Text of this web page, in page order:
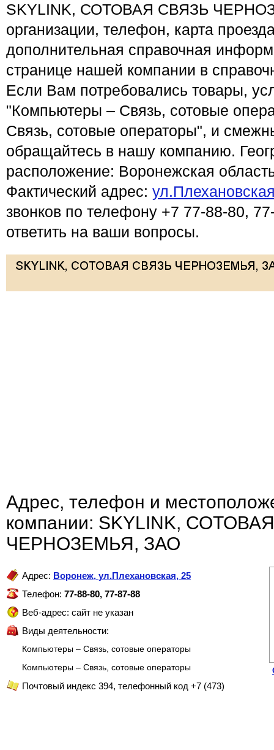
SKYLINK, СОТОВАЯ СВЯЗЬ
организации, телефон, карта
дополнительная справочная
странице нашей компании в
Если Вам потребовались товары,
"Компьютеры – Связь, сотовые
Связь, сотовые операторы", и
обращайтесь в нашу компанию.
расположение: Воронежская
Фактический адрес:
звонков по телефону +7 77-88-80,
ответить на ваши вопросы.
Адрес, телефон и
компании: SKYLINK,
ЧЕРНОЗЕМЬЯ, ЗАО
Адрес: Воронеж, ул.Плехановская, 25
Телефон: 77-88-80, 77-87-88
Веб-адрес: сайт не указан
Виды деятельности:
Компьютеры – Связь, сотовые операторы
Компьютеры – Связь, сотовые операторы
Почтовый индекс 394, телефонный код +7 (473)